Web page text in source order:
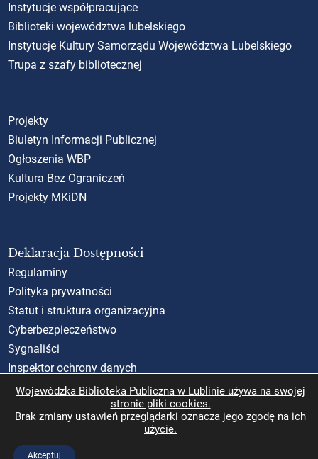
Instytucje współpracujące
Biblioteki województwa lubelskiego
Instytucje Kultury Samorządu Województwa Lubelskiego
Trupa z szafy bibliotecznej
Projekty
Biuletyn Informacji Publicznej
Ogłoszenia WBP
Kultura Bez Ograniczeń
Projekty MKiDN
Deklaracja Dostępności
Regulaminy
Polityka prywatności
Statut i struktura organizacyjna
Cyberbezpieczeństwo
Sygnaliści
Inspektor ochrony danych
Standardy Ochrony Małoletnich (SOM)
Rzecznik Praw Obywatelskich
Wojewódzka Biblioteka Publiczna w Lublinie używa na swojej
stronie pliki cookies.
Brak zmiany ustawień przeglądarki oznacza jego zgodę na ich
użycie.
Akceptuj